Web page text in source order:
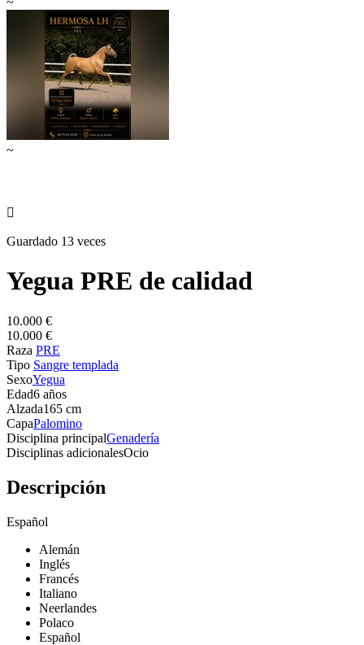
~

Guardado 13 veces
Yegua PRE de calidad
10.000 €
10.000 €
Raza PRE
Tipo Sangre templada
SexoYegua
Edad6 años
Alzada165 cm
CapaPalomino
Disciplina principalGenadería
Disciplinas adicionalesOcio
Descripción
Español
Alemán
Inglés
Francés
Italiano
Neerlandes
Polaco
Español